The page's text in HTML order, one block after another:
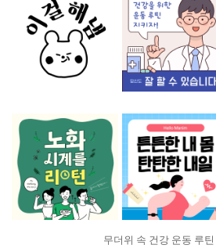
무더위 속 건강 운동 루틴